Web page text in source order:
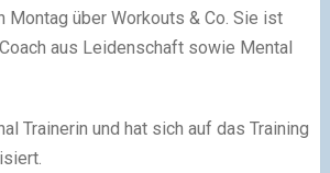
Montag über Workouts & Co. Sie ist
aus Leidenschaft sowie Mental
Trainerin und hat sich auf das Training